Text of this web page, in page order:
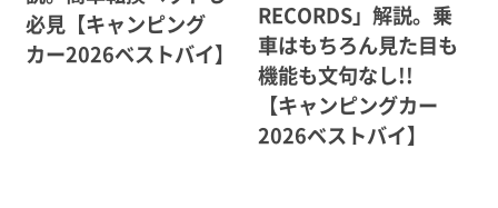
必見【キャンピング
カー2026ベストバイ】
RECORDS」解説。乗
車はもちろん見た目も
機能も文句なし!!
【キャンピングカー
2026ベストバイ】